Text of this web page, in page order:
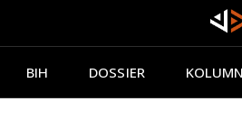
BIH DOSSIER